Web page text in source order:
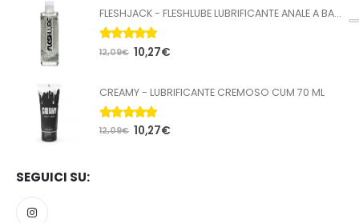
5.00Su 5
12,09€ 10,27€
CREAMY - LUBRIFICANTE CREMOSO CUM 70 ML
5.00Su 5
12,09€ 10,27€
SEGUICI SU: